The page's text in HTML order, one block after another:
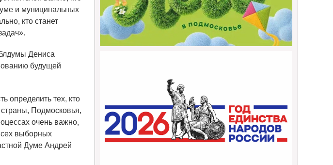
и муниципальных
кто станет
Дениса
будущей
определить тех, кто
страны, Подмосковья,
очень важно,
выборных
Думе Андрей